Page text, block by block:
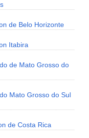
de Belo Horizonte
Itabira
de Mato Grosso do
Mato Grosso do Sul
de Costa Rica